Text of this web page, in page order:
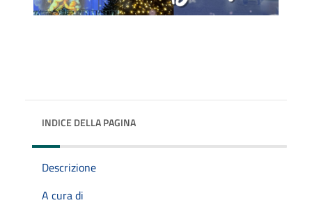
INDICE DELLA PAGINA
Descrizione
A cura di